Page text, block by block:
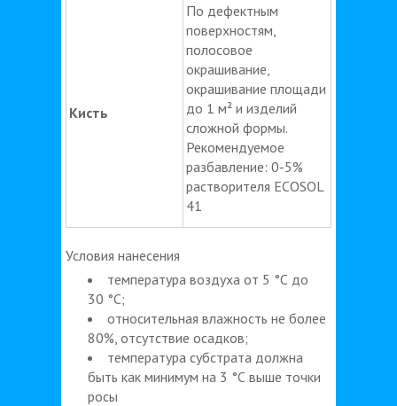
Кисть
По дефектным
поверхностям,
полосовое
окрашивание,
окрашивание площади
до 1 м² и изделий
сложной формы.
Рекомендуемое
разбавление: 0-5%
растворителя ECOSOL
41
Условия нанесения
температура воздуха от 5 °С до
30 °С;
относительная влажность не более
80%, отсутствие осадков;
температура субстрата должна
быть как минимум на 3 °С выше точки
росы